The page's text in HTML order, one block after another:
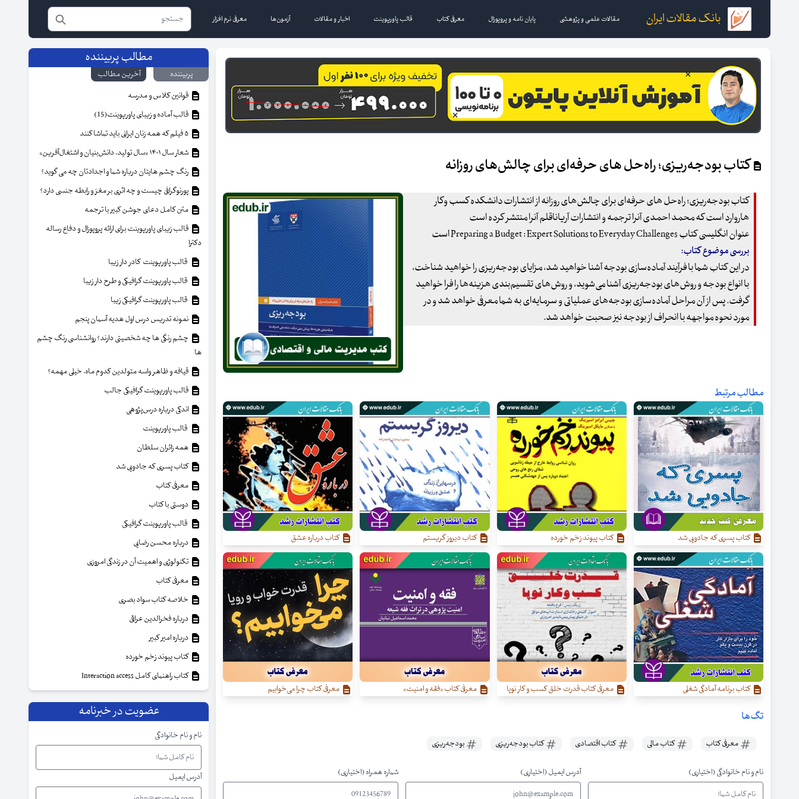
بانک مقالات ایران مقالات علمی و پژوهشی پایان نامه و پروپوزال معرفی کتاب قالب پاورپوینت اخبار و مقالات آزمون‌ها معرفی نرم افزار
کتاب بودجه‌ریزی؛ راه‌حل های حرفه‌ای برای چالش‌های روزانه
کتاب بودجه‌ریزی؛ راه‌حل های حرفه‌ای برای چالش‌های روزانه از انتشارات دانشکده کسب ‌و‌کار
هاروارد است که محمد احمدی آنرا ترجمه و انتشارات آریاناقلم آنرا منتشر کرده است
عنوان انگلیسی کتاب Preparing a Budget : Expert Solutions to Everyday Challenges است
بررسی موضوع کتاب:
در این کتاب شما با فرآیند آماده‌سازی بودجه آشنا خواهید شد، مزایای بودجه‌ریزی را خواهید شناخت،
با انواع بودجه و روش‌های بودجه‌ریزی آشنا می‌شوید، و روشهای تقسیم‌بندی هزینه‌ها را فرا خواهید
گرفت. پس از آن مراحل آماده‌سازی بودجه‌های عملیاتی و سرمایه‌ای به شما معرفی خواهد شد و در
مورد نحوه مواجهه با انحراف از بودجه نیز صحبت خواهد شد.
مطالب مرتبط
کتاب پسری که جادویی شد کتاب پیوند زخم خورده کتاب دیروز گریستم کتاب درباره عشق
کتاب برنامه آمادگی شغلی معرفی کتاب قدرت خلق کسب‌ و کار نوپا معرفی کتاب «فقه و امنیت» معرفی کتاب چرا می‌خوابیم
تگ‌ها
معرفی کتاب کتاب مالی کتاب اقتصادی کتاب بودجه‌ریزی بودجه‌ریزی
نام و نام خانوادگی (اختیاری) آدرس ایمیل (اختیاری) شماره همراه (اختیاری)
مطالب پربیننده
پربیننده
آخرین مطالب
قوانین کلاس و مدرسه
قالب آماده و زیبای پاورپوینت(15)
شعار سال ۱۴۰۱ «سال تولید، دانش‌بنیان و اشتغال‌آفرین»
رنگ چشم هایتان درباره شما و اجدادتان چه می گوید؟
پورنوگرافی چیست و چه اثری بر مغز و رابطه جنسی دارد؟
متن کامل دعای جوشن کبیر با ترجمه
قالب زیبای پاورپوینت برای ارائه پروپوزال و دفاع رساله
دکترا
قالب پاورپوینت کادر دار زیبا
قالب پاورپوینت گرافیکی و طرح دار زیبا
قالب پاورپوینت گرافیکی زیبا
نمونه تدریس درس اول هدیه آسمان پنجم
چشم رنگی ها چه شخصیتی دارند؟ روانشناسی رنگ چشم
ها
قیافه و ظاهر واسه متولدین کدوم ماه، خیلی مهمه؟
قالب پاورپوینت گرافیکی جالب
اندکی درباره درس‌پژوهی
قالب پاورپوینت
همه زائران سلطان
کتاب پسری که جادویی شد
معرفی کتاب
دوستی با کتاب
قالب پاورپوینت گرافیکی
درباره محسن رضایی
تکنولوژی و اهمیت آن در زندگی امروزی
معرفی کتاب
خلاصه کتاب سواد بصری
درباره فخرالدین عراقی
درباره امیر کبیر
کتاب پیوند زخم خورده
کتاب راهنمای کامل Interaction access
عضویت در خبرنامه
نام و نام خانوادگی
آدرس ایمیل